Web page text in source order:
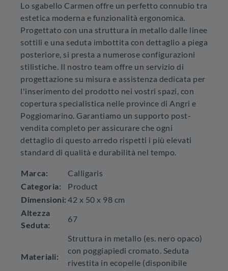
Lo sgabello Carmen offre un perfetto connubio tra
estetica moderna e funzionalità ergonomica.
Progettato con una struttura in metallo dalle linee
sottili e una seduta imbottita con dettaglio a piega
posteriore, si presta a numerose configurazioni
stilistiche. Il nostro team offre un servizio di
progettazione su misura e assistenza dedicata per
l'inserimento del prodotto nei vostri spazi, con
copertura specialistica nelle province di Angri e
Poggiomarino. Garantiamo un supporto post-
vendita completo per assicurare che ogni
dettaglio di questo arredo rispetti i più elevati
standard di qualità e durabilità nel tempo.
Marca:
Calligaris
Categoria:
Product
Dimensioni: 42 x 50 x 98 cm
Altezza
Seduta:
67
Materiali:
Struttura in metallo (es. nero opaco)
con poggiapiedi cromato. Seduta
rivestita in ecopelle (disponibile